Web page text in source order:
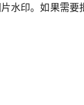
水印。如果需